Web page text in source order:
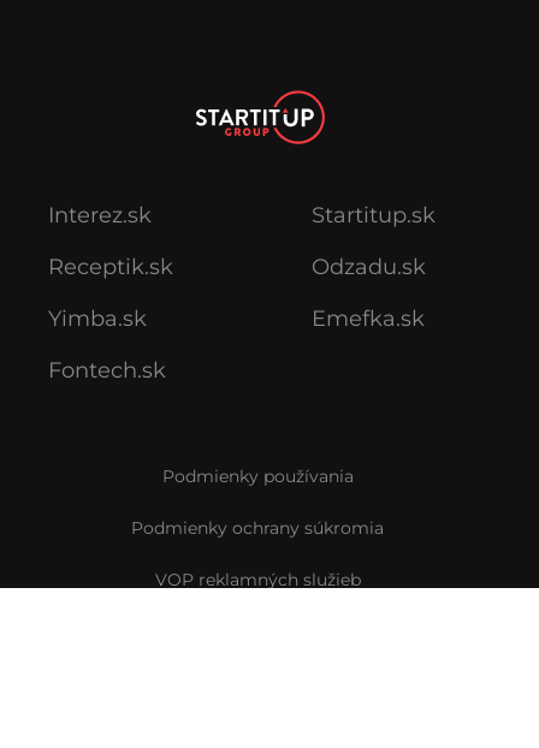
Interez.sk
Receptik.sk
Yimba.sk
Fontech.sk
Startitup.sk
Odzadu.sk
Emefka.sk
Podmienky používania
Podmienky ochrany súkromia
VOP reklamných služieb